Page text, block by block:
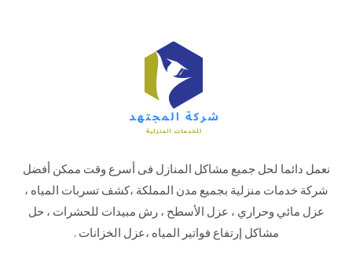
نعمل دائما لحل جميع مشاكل المنازل فى أسرع وقت ممكن أفضل
شركة خدمات منزلية بجميع مدن المملكة ،كشف تسربات المياه ،
عزل مائي وحراري ، عزل الأسطح ، رش مبيدات للحشرات ، حل
مشاكل إرتفاع فواتير المياه ،عزل الخزانات .